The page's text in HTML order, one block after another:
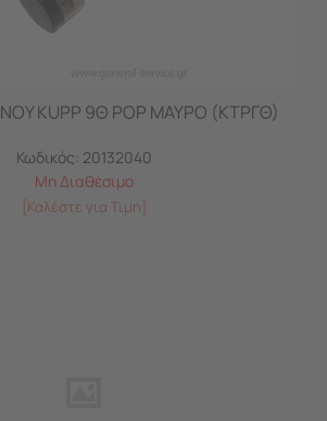
KUPP 9Θ POP MAYΡΟ (ΚΤΡΓΘ)
Κωδικός: 20132040
Μη Διαθέσιμο
[Καλέστε για Τιμή]